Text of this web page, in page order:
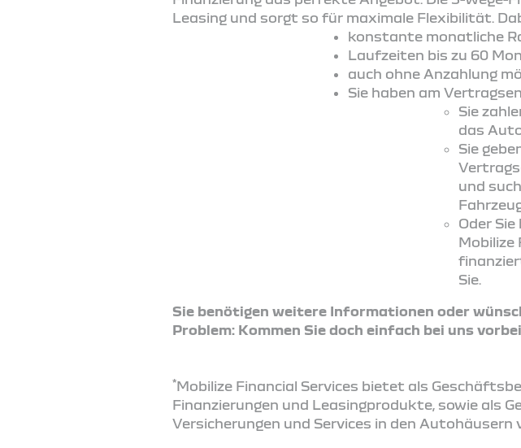
Leasing und sorgt so für maximale Flexibilität.
konstante monatliche
Laufzeiten bis zu 60
auch ohne Anzahlung
Sie haben am
Sie
das
Sie
und
Oder
Mobilize
Sie.
Sie benötigen weitere Informationen oder
Problem: Kommen Sie doch einfach bei uns
*Mobilize Financial Services bietet als
Finanzierungen und Leasingprodukte, sowie als
Versicherungen und Services in den Autohäusern